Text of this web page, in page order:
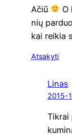
Ačiū
O
nių
kai rei­kia
Atsakyti
Linas
2015-
Tik­rai